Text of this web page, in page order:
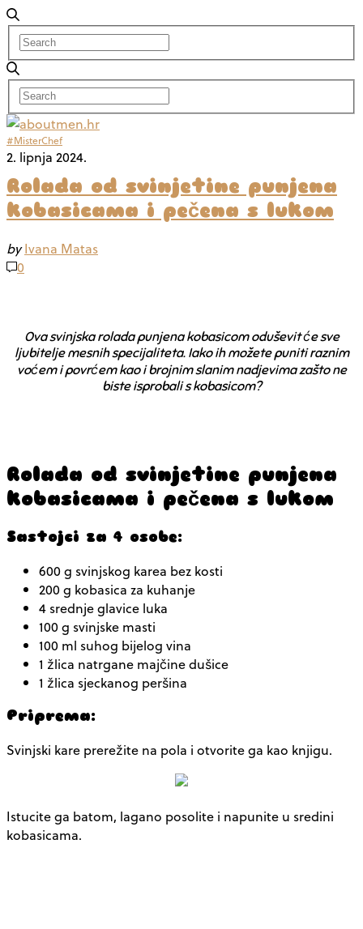
#MisterChef
2. lipnja 2024.
Rolada od svinjetine punjena
kobasicama i pečena s lukom
by Ivana Matas
0
Ova svinjska rolada punjena kobasicom oduševit će sve
ljubitelje mesnih specijaliteta. Iako ih možete puniti raznim
voćem i povrćem kao i brojnim slanim nadjevima zašto ne
biste isprobali s kobasicom?
Rolada od svinjetine punjena
kobasicama i pečena s lukom
Sastojci za 4 osobe:
600 g svinjskog karea bez kosti
200 g kobasica za kuhanje
4 srednje glavice luka
100 g svinjske masti
100 ml suhog bijelog vina
1 žlica natrgane majčine dušice
1 žlica sjeckanog peršina
Priprema:
Svinjski kare prerežite na pola i otvorite ga kao knjigu.
Istucite ga batom, lagano posolite i napunite u sredini
kobasicama.